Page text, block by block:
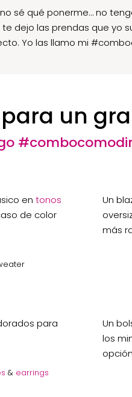
sé qué ponerme… no
dejo las prendas que yo
Yo las llamo mi
un
entonos
de color
Un
más
para
& earrings
Un
los